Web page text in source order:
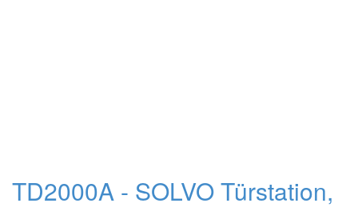
TD2000A - SOLVO Türstation,